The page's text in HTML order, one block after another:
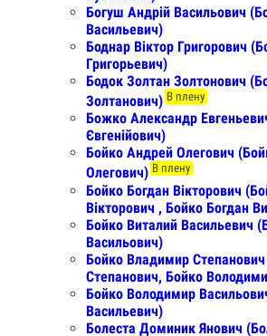
Богуш Андрій Васильович
Васильевич)
Боднар Віктор Григорович
Григорьевич)
Бодок Золтан Золтонович
Золтанович) В плену
Божко Александр
Євгенійович)
Бойко Андрей Олегович
Олегович) В плену
Бойко Богдан Вікторович
Вікторович , Бойко Богдан
Бойко Виталий Васильевич
Васильович)
Бойко Владимир
Степанович, Бойко
Бойко Володимир
Васильевич)
Болеста Доминик Янович